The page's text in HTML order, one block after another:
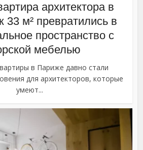
архитектора в
33 м² превратились в
пространство с
мебелью
в Париже давно стали
для архитекторов, которые
умеют...